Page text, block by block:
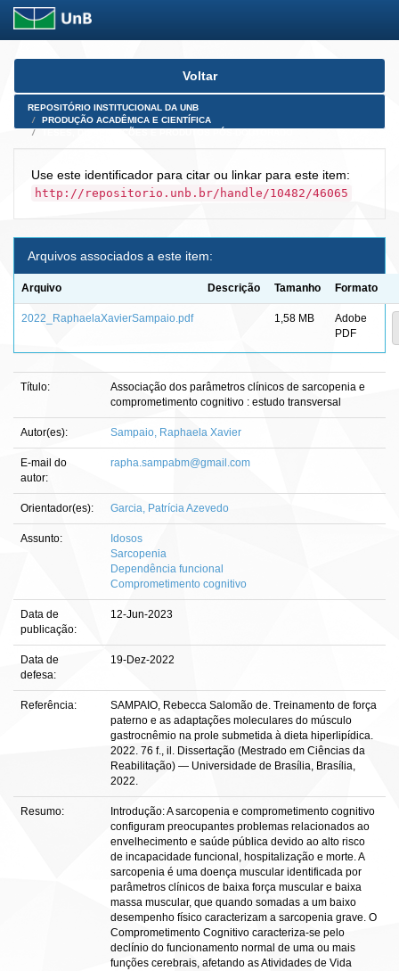
Skip
Voltar
REPOSITÓRIO INSTITUCIONAL DA UNB
PRODUÇÃO ACADÊMICA E CIENTÍFICA
Use este identificador para citar ou linkar para este item:
http://repositorio.unb.br/handle/10482/46065
Arquivos associados a este item:
Arquivo Descrição Tamanho Formato
2022_RaphaelaXavierSampaio.pdf 1,58 MB
Adobe
PDF
Título:
Associação dos parâmetros clínicos de sarcopenia e
comprometimento cognitivo : estudo transversal
Autor(es): Sampaio, Raphaela Xavier
E-mail do
autor:
rapha.sampabm@gmail.com
Orientador(es): Garcia, Patrícia Azevedo
Assunto:
Idosos
Sarcopenia
Dependência funcional
Comprometimento cognitivo
Data de
publicação:
12-Jun-2023
Data de
defesa:
19-Dez-2022
Referência:
SAMPAIO, Rebecca Salomão de. Treinamento de força
paterno e as adaptações moleculares do músculo
gastrocnêmio na prole submetida à dieta hiperlipídica.
2022. 76 f., il. Dissertação (Mestrado em Ciências da
Reabilitação) — Universidade de Brasília, Brasília,
2022.
Resumo:
Introdução: A sarcopenia e comprometimento cognitivo
configuram preocupantes problemas relacionados ao
envelhecimento e saúde pública devido ao alto risco
de incapacidade funcional, hospitalização e morte. A
sarcopenia é uma doença muscular identificada por
parâmetros clínicos de baixa força muscular e baixa
massa muscular, que quando somadas a um baixo
desempenho físico caracterizam a sarcopenia grave. O
Comprometimento Cognitivo caracteriza-se pelo
declínio do funcionamento normal de uma ou mais
funções cerebrais, afetando as Atividades de Vida